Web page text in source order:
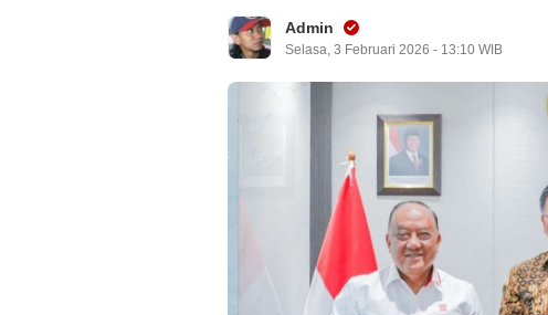
Admin
Selasa, 3 Februari 2026 - 13:10 WIB